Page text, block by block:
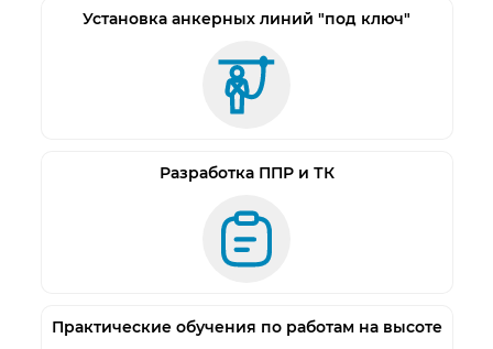
Установка анкерных линий "под ключ"
Разработка ППР и ТК
Практические обучения по работам на высоте